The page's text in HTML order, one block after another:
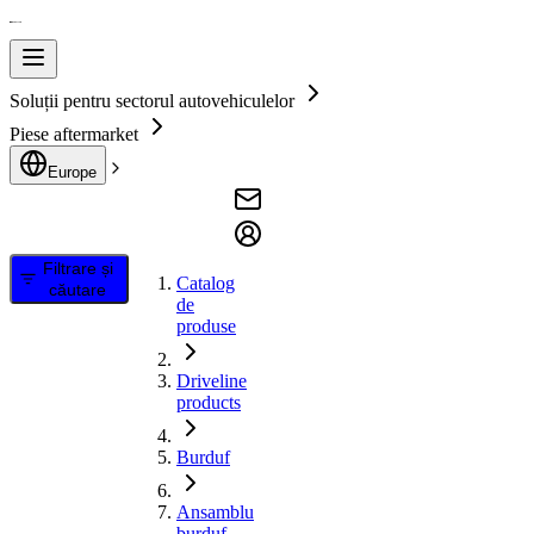
Soluții pentru sectorul autovehiculelor
Piese aftermarket
Europe
Filtrare și
căutare
Catalog
de
produse
Driveline
products
Burduf
Ansamblu